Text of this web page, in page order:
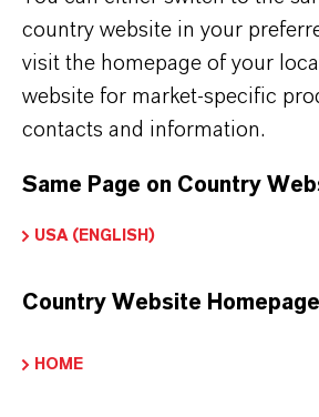
新闻稿
市场开局承压，朗盛仍维
2026-05-09
country website in your
visit the homepage of your
website for market-specific
contacts and information.
Same Page on Country
USA (ENGLISH)
Country Website Homepage
HOME